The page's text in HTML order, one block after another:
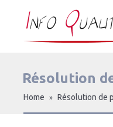
Résolution
Home » Résolution de